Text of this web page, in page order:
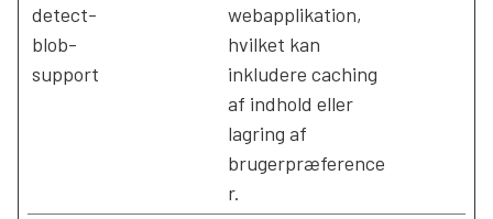
detect-
blob-
support
webapplikation,
hvilket kan
inkludere caching
af indhold eller
lagring af
brugerpræference
r.